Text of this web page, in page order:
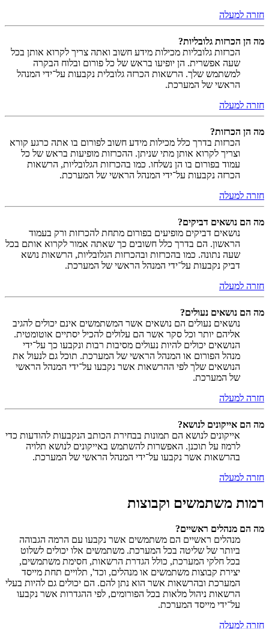
חזרה למעלה
מה הן הכרזות גלובליות?
הכרזות גלובליות מכילות מידע חשוב ואתה צריך לקרוא אותן בכל
שעה אפשרית. הן יופיעו בראש של כל פורום ובלוח הבקרה
למשתמש שלך. הרשאות הכרזה גלובלית נקבעות על־ידי המנהל
הראשי של המערכת.
חזרה למעלה
מה הן הכרזות?
הכרזות בדרך כלל מכילות מידע חשוב לפורום בו אתה כרגע קורא
וצריך לקרוא אותן מתי שניתן. ההכרזות מופיעות בראש של כל
עמוד בפורום בו הן נשלחו. כמו בהכרזות הגלובליות, הרשאות
הכרזה נקבעות על־ידי המנהל הראשי של המערכת.
חזרה למעלה
מה הם נושאים דביקים?
נושאים דביקים מופיעים בפורום מתחת להכרזות ורק בעמוד
הראשון. הם בדרך כלל חשובים כך שאתה אמור לקרוא אותם בכל
שעה נתונה. כמו בהכרזות ובהכרזות הגלובליות, הרשאות נושא
דביק נקבעות על־ידי המנהל הראשי של המערכת.
חזרה למעלה
מה הם נושאים נעולים?
נושאים נעולים הם נושאים אשר המשתמשים אינם יכולים להגיב
אליהם יותר וכל סקר אשר הם עלולים להכיל יסתיים אוטומטית.
הנושאים יכולים להיות נעולים מסיבות רבות ונקבעו כך על־ידי
מנהל הפורום או המנהל הראשי של המערכת. תוכל גם לנעול את
הנושאים שלך לפי ההרשאות אשר נקבעו על־ידי המנהל הראשי
של המערכת.
חזרה למעלה
מה הם אייקונים לנושא?
אייקונים לנושא הם תמונות בבחירת הכותב הנקבעות להודעות כדי
לרמוז על תוכנן. האפשרות להשתמש באייקונים לנושא תלויה
בהרשאות אשר נקבעו על־ידי המנהל הראשי של המערכת.
חזרה למעלה
רמות משתמשים וקבוצות
מה הם מנהלים ראשיים?
מנהלים ראשיים הם משתמשים אשר נקבעו עם הרמה הגבוהה
ביותר של שליטה בכל המערכת. משתמשים אלו יכולים לשלוט
בכל חלקי המערכת, כולל הגדרת הרשאות, חסימת משתמשים,
יצירת קבוצות משתמשים או מנהלים, וכד', תלויים תחת מייסד
המערכת ובהרשאות אשר הוא נתן להם. הם יכולים גם להיות בעלי
הרשאות ניהול מלאות בכל הפורומים, לפי ההגדרות אשר נקבעו
על־ידי מייסד המערכת.
חזרה למעלה